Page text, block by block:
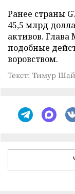
Ранее страны
45,5 млрд
активов.
подобные
воровством.
Текст: Тимур